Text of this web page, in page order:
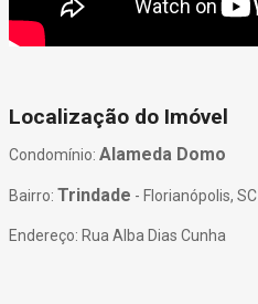
Localização do Imóvel
Condomínio: Alameda Domo
Bairro: Trindade - Florianópolis, SC
Endereço: Rua Alba Dias Cunha